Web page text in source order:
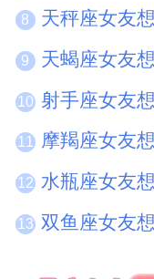
8 天秤座女友
9 天蝎座女友
10 射手座女友
11 摩羯座女友
12 水瓶座女友
13 双鱼座女友